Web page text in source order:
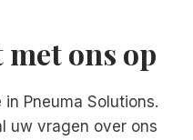
met ons op
Pneuma Solutions.
uw vragen over ons